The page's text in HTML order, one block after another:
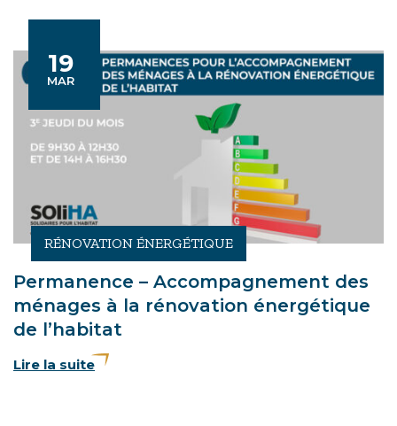
19
MARS
RÉNOVATION ÉNERGÉTIQUE
Permanence – Accompagnement des
ménages à la rénovation énergétique
de l’habitat
Lire la suite